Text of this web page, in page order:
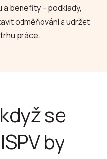
benefity – podklady,
odměňování a udržet
práce.
se
by